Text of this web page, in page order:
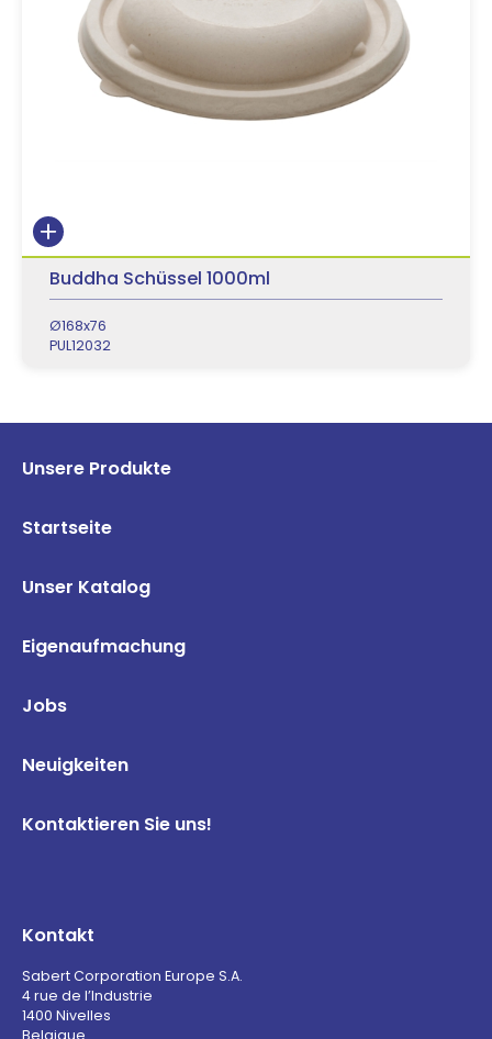
Buddha Schüssel 1000ml
Ø168x76
PUL12032
Unsere Produkte
Startseite
Unser Katalog
Eigenaufmachung
Jobs
Neuigkeiten
Kontaktieren Sie uns!
Kontakt
Sabert Corporation Europe S.A.
4 rue de l’Industrie
1400 Nivelles
Belgique